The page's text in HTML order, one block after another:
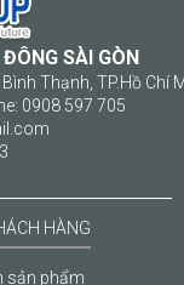
SÀI GÒN
Thạnh, TP.Hồ Chí
0908 597 705
HÀNG
sản phẩm